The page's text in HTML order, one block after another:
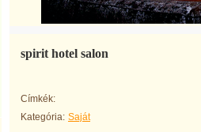
spirit hotel salon
Címkék:
Kategória: Saját